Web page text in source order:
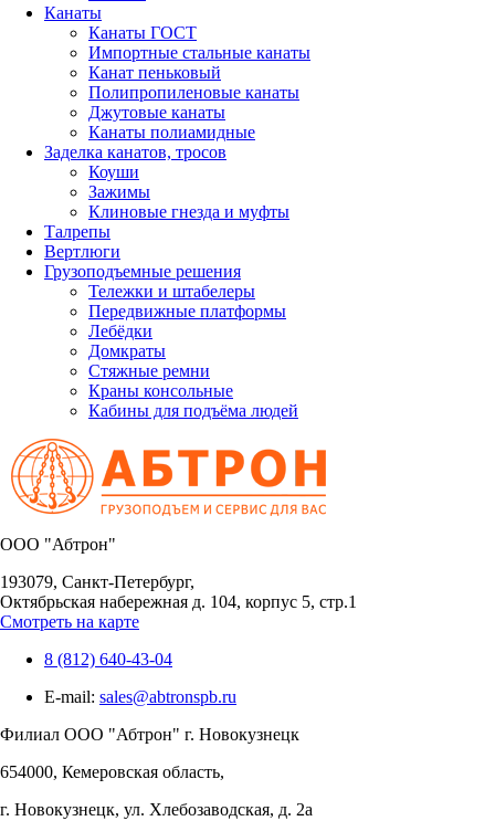
Канаты
Канаты ГОСТ
Импортные стальные канаты
Канат пеньковый
Полипропиленовые канаты
Джутовые канаты
Канаты полиамидные
Заделка канатов, тросов
Коуши
Зажимы
Клиновые гнезда и муфты
Талрепы
Вертлюги
Грузоподъемные решения
Тележки и штабелеры
Передвижные платформы
Лебёдки
Домкраты
Стяжные ремни
Краны консольные
Кабины для подъёма людей
OOO "Абтрон"
193079, Санкт-Петербург,
Октябрьская набережная д. 104, корпус 5, стр.1
Смотреть на карте
8 (812) 640-43-04
E-mail: sales@abtronspb.ru
Филиал OOO "Абтрон" г. Новокузнецк
654000, Кемеровская область,
г. Новокузнецк, ул. Хлебозаводская, д. 2а